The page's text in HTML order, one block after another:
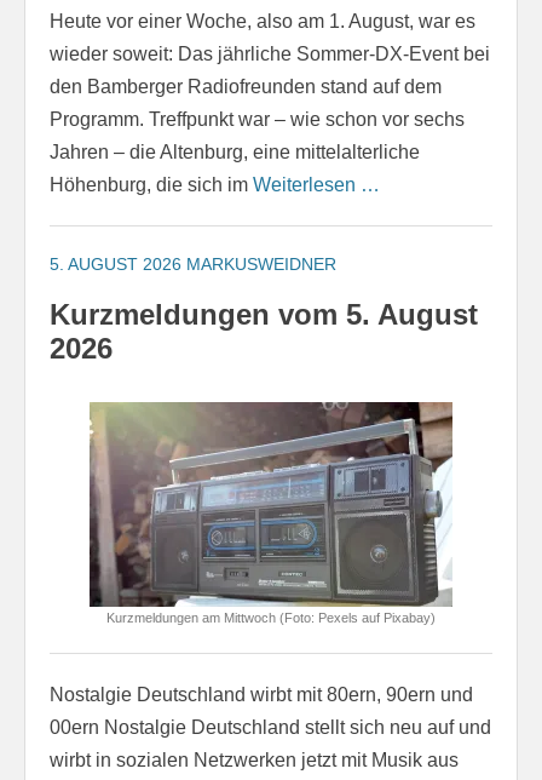
Heute vor einer Woche, also am 1. August, war es
wieder soweit: Das jährliche Sommer-DX-Event bei
den Bamberger Radiofreunden stand auf dem
Programm. Treffpunkt war – wie schon vor sechs
Jahren – die Altenburg, eine mittelalterliche
Höhenburg, die sich im Weiterlesen …
5. AUGUST 2026 MARKUSWEIDNER
Kurzmeldungen vom 5. August
2026
Kurzmeldungen am Mittwoch (Foto: Pexels auf Pixabay)
Nostalgie Deutschland wirbt mit 80ern, 90ern und
00ern Nostalgie Deutschland stellt sich neu auf und
wirbt in sozialen Netzwerken jetzt mit Musik aus